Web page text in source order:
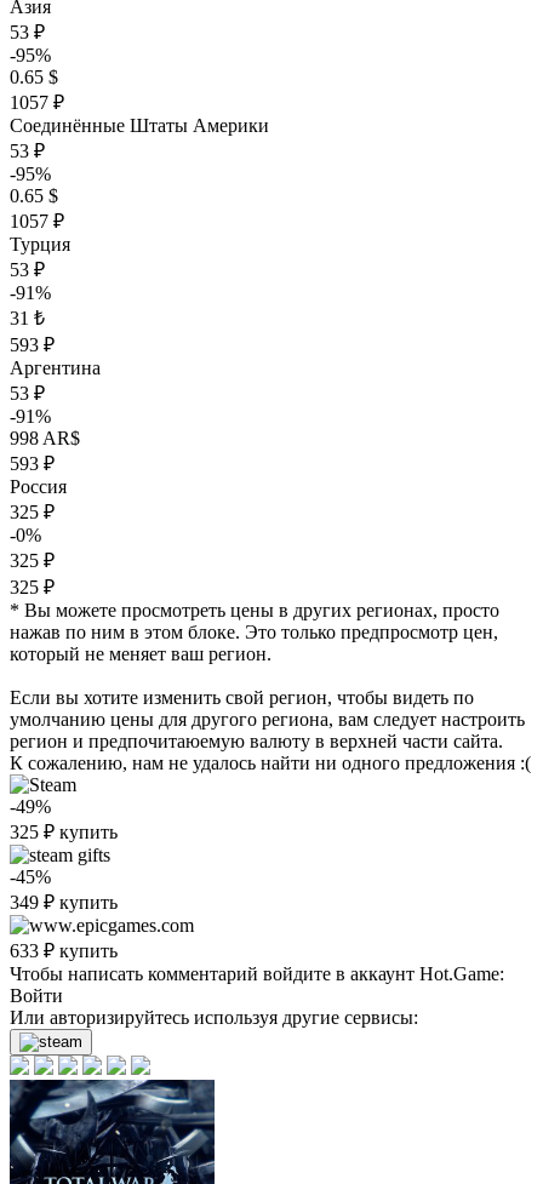
Азия
53 ₽
-95%
0.65 $
1057 ₽
Соединённые Штаты Америки
53 ₽
-95%
0.65 $
1057 ₽
Турция
53 ₽
-91%
31 ₺
593 ₽
Аргентина
53 ₽
-91%
998 AR$
593 ₽
Россия
325 ₽
-0%
325 ₽
325 ₽
* Вы можете просмотреть цены в других регионах, просто
нажав по ним в этом блоке. Это только предпросмотр цен,
который не меняет ваш регион.
Если вы хотите изменить свой регион, чтобы видеть по
умолчанию цены для другого региона, вам следует настроить
регион и предпочитаюемую валюту в верхней части сайта.
К сожалению, нам не удалось найти ни одного предложения :(
-49%
325 ₽ купить
-45%
349 ₽ купить
633 ₽ купить
Чтобы написать комментарий войдите в аккаунт Hot.Game:
Войти
Или авторизируйтесь используя другие сервисы: